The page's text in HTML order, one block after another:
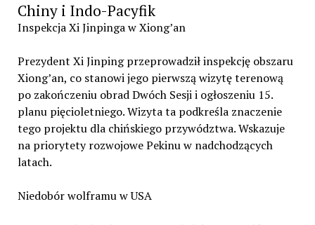
Chiny i Indo-Pacyfik
Inspekcja Xi Jinpinga w Xiong’an
Prezydent Xi Jinping przeprowadził inspekcję obszaru
Xiong’an, co stanowi jego pierwszą wizytę terenową
po zakończeniu obrad Dwóch Sesji i ogłoszeniu 15.
planu pięcioletniego. Wizyta ta podkreśla znaczenie
tego projektu dla chińskiego przywództwa. Wskazuje
na priorytety rozwojowe Pekinu w nadchodzących
latach.
Niedobór wolframu w USA